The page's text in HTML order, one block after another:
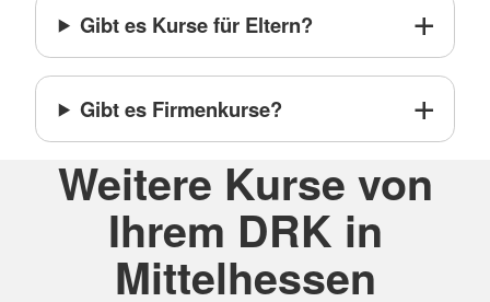
Gibt es Kurse für Eltern?
Gibt es Firmenkurse?
Weitere Kurse von
Ihrem DRK in
Mittelhessen